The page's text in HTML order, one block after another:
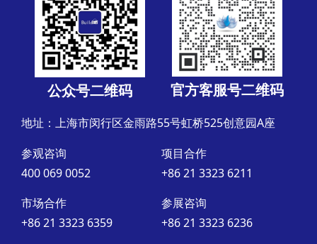
公众号二维码 官方客服号二维码
地址：上海市闵行区金雨路55号虹桥525创意园A座
参观咨询
400 069 0052
项目合作
+86 21 3323 6211
市场合作
+86 21 3323 6359
参展咨询
+86 21 3323 6236